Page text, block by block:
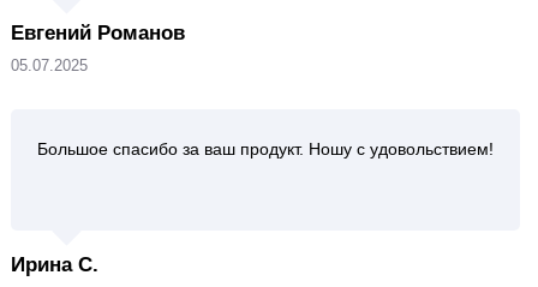
Евгений Романов
05.07.2025
Большое спасибо за ваш продукт. Ношу с удовольствием!
Ирина С.